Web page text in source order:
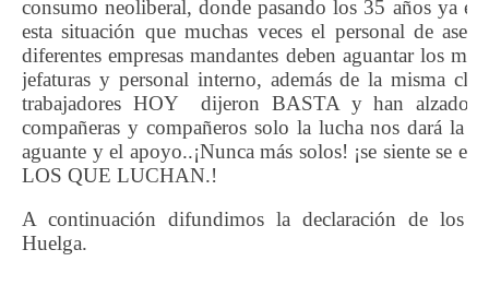
consumo neoliberal, donde pasando los 35 años ya
esta situación que muchas veces el personal de
diferentes empresas mandantes deben aguantar los
jefaturas y personal interno, además de la misma
trabajadores HOY dijeron BASTA y han alzado
compañeras y compañeros solo la lucha nos dará la
aguante y el apoyo..¡Nunca más solos! ¡se siente se
LOS QUE LUCHAN.!
A continuación difundimos la declaración de los
Huelga.